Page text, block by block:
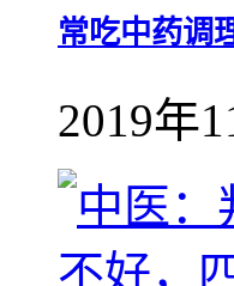
常吃中药调
2019年